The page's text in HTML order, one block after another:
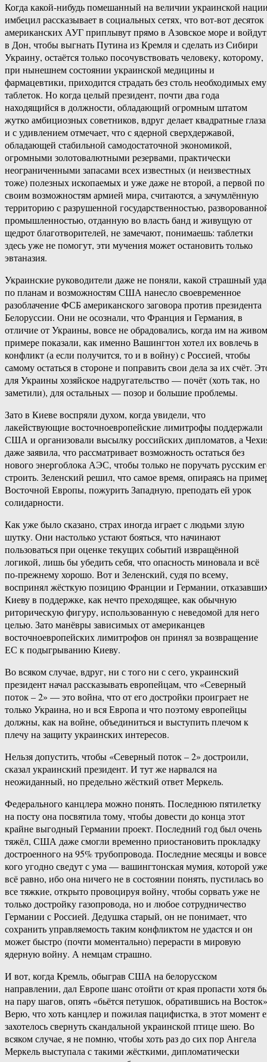
Когда какой-нибудь помешанный на величии украинской
имбецил рассказывает в социальных сетях, что вот-вот десяток
американских АУГ приплывут прямо в Азовское море и войдут
в Дон, чтобы выгнать Путина из Кремля и сделать из Сибири
Украину, остаётся только посочувствовать человеку, которому,
при нынешнем состоянии украинской медицины и
фармацевтики, приходится страдать без столь необходимых ему
таблеток. Но когда целый президент, почти два года
находящийся в должности, обладающий огромным штатом
жутко амбициозных советников, вдруг делает квадратные глаза
и с удивлением отмечает, что с ядерной сверхдержавой,
обладающей стабильной самодостаточной экономикой,
огромными золотовалютными резервами, практически
неограниченными запасами всех известных (и неизвестных
тоже) полезных ископаемых и уже даже не второй, а первой по
своим возможностям армией мира, считаются, а зачумлённую
территорию с разрушенной государственностью,
промышленностью, отданную во власть банд и живущую от
щедрот благотворителей, не замечают, понимаешь: таблетки
здесь уже не помогут, эти мучения может остановить только
эвтаназия.
Украинские руководители даже не поняли, какой страшный
по планам и возможностям США нанесло своевременное
разоблачение ФСБ американского заговора против президента
Белоруссии. Они не осознали, что Франция и Германия, в
отличие от Украины, вовсе не обрадовались, когда им на живом
примере показали, как именно Вашингтон хотел их вовлечь в
конфликт (а если получится, то и в войну) с Россией, чтобы
самому остаться в стороне и поправить свои дела за их счёт.
для Украины хозяйское надругательство — почёт (хоть так, но
заметили), для остальных — позор и большие проблемы.
Зато в Киеве воспряли духом, когда увидели, что
лакействующие восточноевропейские лимитрофы поддержали
США и организовали высылку российских дипломатов, а
даже заявила, что рассматривает возможность остаться без
нового энергоблока АЭС, чтобы только не поручать русским
строить. Зеленский решил, что самое время, опираясь на
Восточной Европы, пожурить Западную, преподать ей урок
солидарности.
Как уже было сказано, страх иногда играет с людьми злую
шутку. Они настолько устают бояться, что начинают
пользоваться при оценке текущих событий извращённой
логикой, лишь бы убедить себя, что опасность миновала и всё
по-прежнему хорошо. Вот и Зеленский, судя по всему,
воспринял жёсткую позицию Франции и Германии,
Киеву в поддержке, как нечто преходящее, как обычную
риторическую фигуру, использованную с неведомой для него
целью. Зато манёвры зависимых от американцев
восточноевропейских лимитрофов он принял за возвращение
ЕС к подыгрыванию Киеву.
Во всяком случае, вдруг, ни с того ни с сего, украинский
президент начал рассказывать европейцам, что «Северный
поток – 2» — это война, что от его достройки проиграет не
только Украина, но и вся Европа и что поэтому европейцы
должны, как на войне, объединиться и выступить плечом к
плечу на защиту украинских интересов.
Нельзя допустить, чтобы «Северный поток – 2» достроили,
сказал украинский президент. И тут же нарвался на
неожиданный, но предельно жёсткий ответ Меркель.
Федерального канцлера можно понять. Последнюю пятилетку
на посту она посвятила тому, чтобы довести до конца этот
крайне выгодный Германии проект. Последний год был очень
тяжёл, США даже смогли временно приостановить прокладку
достроенного на 95% трубопровода. Последние месяцы и вовсе
кого угодно сведут с ума — вашингтонская мумия, которой уже
всё равно, ибо она ничего не в состоянии понять, пустилась во
все тяжкие, открыто провоцируя войну, чтобы сорвать уже не
только достройку газопровода, но и любое сотрудничество
Германии с Россией. Дедушка старый, он не понимает, что
сохранить управляемость таким конфликтом не удастся и он
может быстро (почти моментально) перерасти в мировую
ядерную войну. А немцам страшно.
И вот, когда Кремль, обыграв США на белорусском
направлении, дал Европе шанс отойти от края пропасти хотя
на пару шагов, опять «бьётся петушок, обратившись на
Верю, что хоть канцлер и пожилая пацифистка, в этот момент
захотелось свернуть скандальной украинской птице шею. Во
всяком случае, я не помню, чтобы хоть раз до сих пор Ангела
Меркель выступала с такими жёсткими, дипломатически